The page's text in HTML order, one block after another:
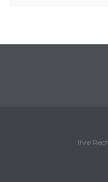
Ihre